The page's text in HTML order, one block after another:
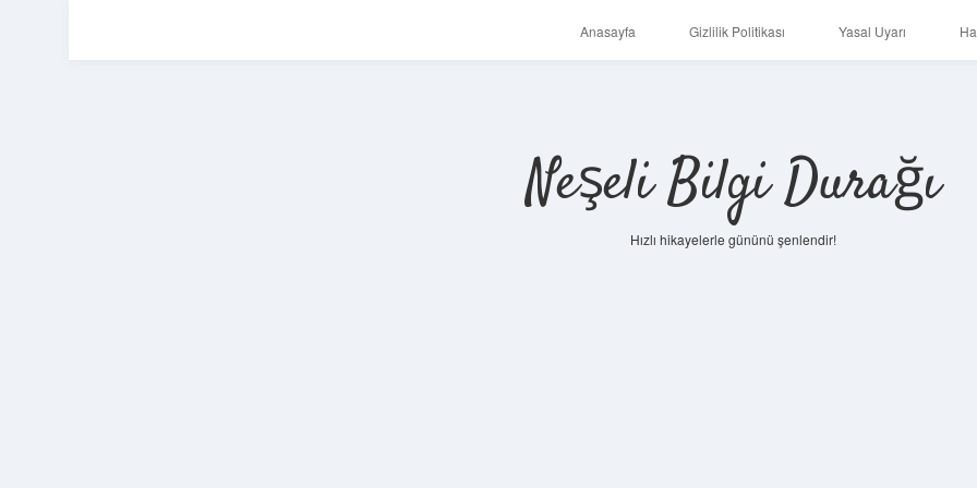
Anasayfa Gizlilik Politikası Yasal Uyarı
Neşeli Bilgi Durağı
Hızlı hikayelerle gününü şenlendir!